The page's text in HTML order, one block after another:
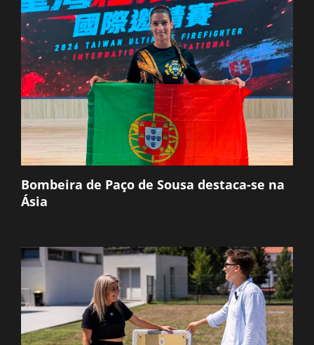
Bombeira de Paço de Sousa destaca-se na
Ásia